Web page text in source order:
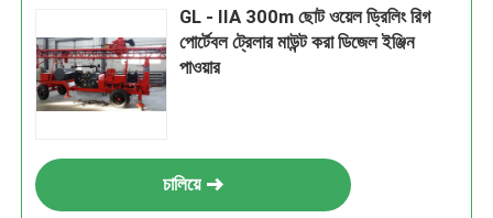
GL - IIA 300m ছোট ওয়েল ড্রিলিং রিগ
পোর্টেবল ট্রেলার মাউন্ট করা ডিজেল ইঞ্জিন
পাওয়ার
চালিয়ে